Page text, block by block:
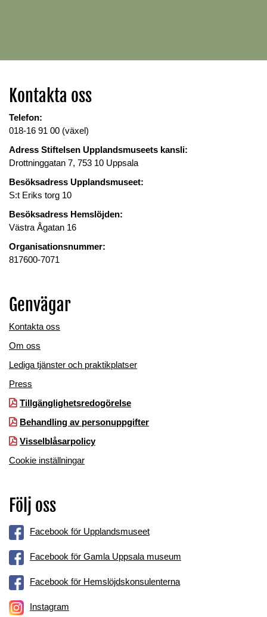
Kontakta oss
Telefon:
018-16 91 00 (växel)
Adress Stiftelsen Upplandsmuseets kansli:
Drottninggatan 7, 753 10 Uppsala
Besöksadress Upplandsmuseet:
S:t Eriks torg 10
Besöksadress Hemslöjden:
Västra Ågatan 16
Organisationsnummer:
817600-7071
Genvägar
Kontakta oss
Om oss
Lediga tjänster och praktikplatser
Press
Tillgänglighetsredogörelse
Behandling av personuppgifter
Visselblåsarpolicy
Cookie inställningar
Följ oss
Facebook för Upplandsmuseet
Facebook för Gamla Uppsala museum
Facebook för Hemslöjdskonsulenterna
Instagram